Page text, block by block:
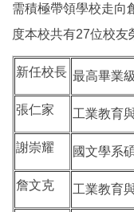
需積極帶領學校走向
度本校共有27位校友
新任校長 最高畢業
張仁家 工業教育
謝崇耀 國文學系
詹文克 工業教育